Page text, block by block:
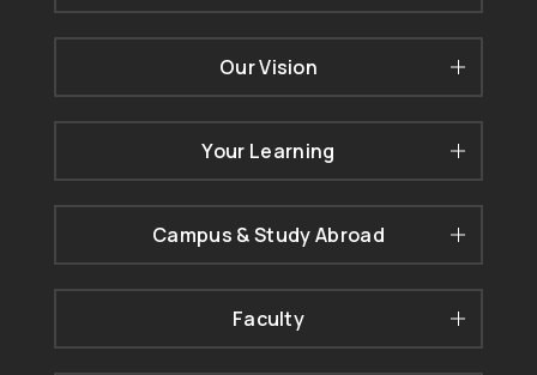
Our Vision
Your Learning
Campus & Study Abroad
Faculty